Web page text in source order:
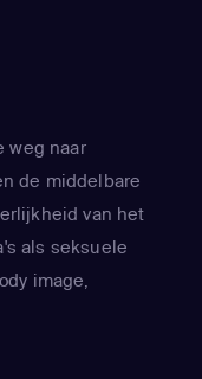
weg naar
de middelbare
van het
als seksuele
image,